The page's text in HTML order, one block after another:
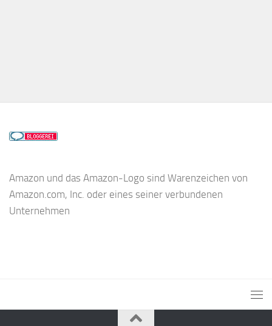
Amazon und das Amazon-Logo sind Warenzeichen von
Amazon.com, Inc. oder eines seiner verbundenen
Unternehmen